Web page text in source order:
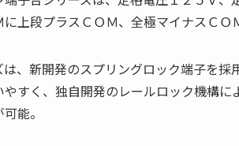
上段プラスＣＯＭ、全極マイナスＣＯ
は、新開発のスプリングロック端子を
やすく、独自開発のレールロック機構
能。